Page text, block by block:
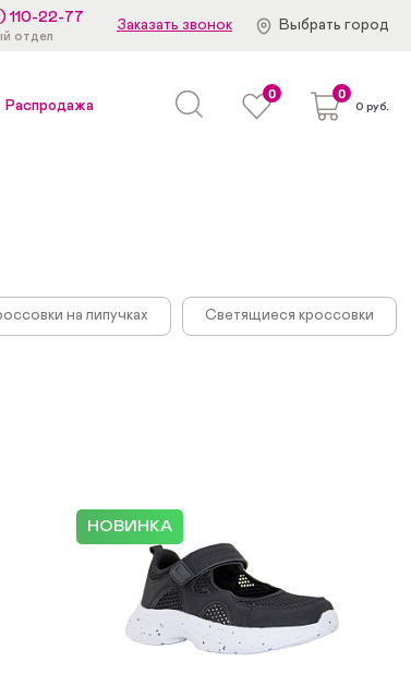
110-22-77
отдел
Заказать звонок Выбрать город
Распродажа
0 0
0 руб.
на липучках Светящиеся кроссовки
НОВИНКА